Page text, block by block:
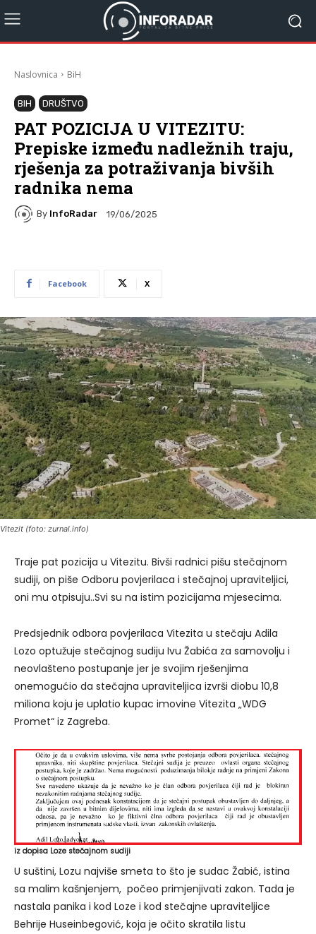
Naslovnica BiH
BIH DRUŠTVO
PAT POZICIJA U VITEZITU:
Prepiske između nadležnih traju,
rješenja za potraživanja bivših
radnika nema
By InfoRadar 19/06/2025
Facebook X
Vitezit (foto: zurnal.info)
Traje pat pozicija u Vitezitu. Bivši radnici pišu stečajnom
sudiji, on piše Odboru povjerilaca i stečajnoj upraviteljici,
oni mu otpisuju..Svi su na istim pozicijama mjesecima.
Predsjednik odbora povjerilaca Vitezita u stečaju Adila
Lozo optužuje stečajnog sudiju Ivu Žabića za samovolju i
neovlašteno postupanje jer je svojim rješenjima
onemogućio da stečajna upraviteljica izvrši diobu 10,8
miliona koju je uplatio kupac imovine Vitezita „WDG
Promet“ iz Zagreba.
iz dopisa Loze stečajnom sudiji
U suštini, Lozu najviše smeta to što je sudac Žabić, istina
sa malim kašnjenjem, počeo primjenjivati zakon. Tada je
nastala panika i kod Loze i kod stečajne upraviteljice
Behrije Huseinbegović, koja je očito skratila listu